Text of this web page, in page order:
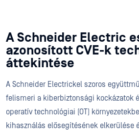
A Schneider Electric
azonosított CVE-k
áttekintése
A Schneider Electrickel szoros
felismeri a kiberbiztonsági kockázatok
operatív technológiai (OT)
kihasználás elősegítésének elkerülése